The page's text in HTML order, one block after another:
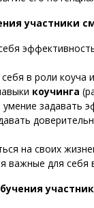
участники
в роли коуча
коучинга
задавать
на своих
важные для себя